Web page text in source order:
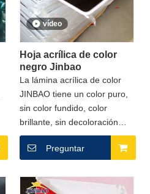
vídeo
Hoja acrílica de color
negro Jinbao
La lámina acrílica de color
JINBAO tiene un color puro,
sin color fundido, color
brillante, sin decoloración
evidente después de 8 a 10
años de uso en exteriores.
lanzará productos no
Preguntar